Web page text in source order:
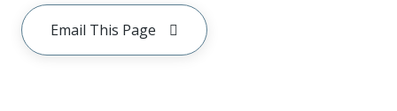
Email This Page